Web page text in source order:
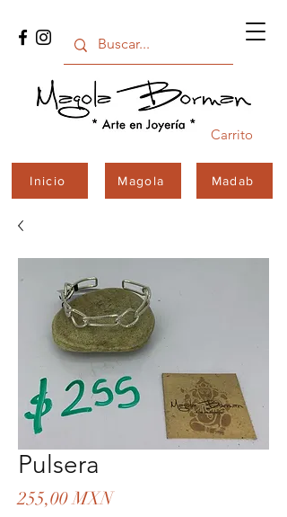
Carrito
Inicio Magola Madab
Pulsera
255,00 MXNPrecio